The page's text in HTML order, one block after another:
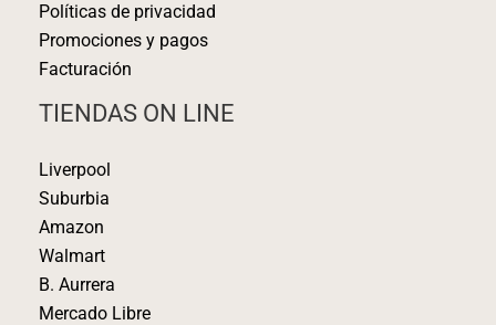
Políticas de privacidad
Promociones y pagos
Facturación
TIENDAS ON LINE
Liverpool
Suburbia
Amazon
Walmart
B. Aurrera
Mercado Libre